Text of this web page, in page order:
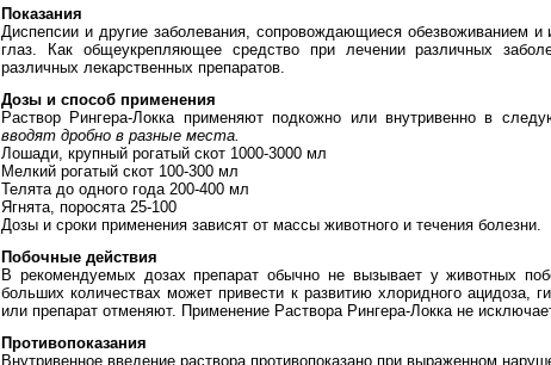
Показания
Диспепсии и другие заболевания, сопровождающиеся обезвоживанием
глаз. Как общеукрепляющее средство при лечении различных
различных лекарственных препаратов.
Дозы и способ применения
Раствор Рингера-Локка применяют подкожно или внутривенно в
вводят дробно в разные места.
Лошади, крупный рогатый скот 1000-3000 мл
Мелкий рогатый скот 100-300 мл
Телята до одного года 200-400 мл
Ягнята, поросята 25-100
Дозы и сроки применения зависят от массы животного и течения болезни.
Побочные действия
В рекомендуемых дозах препарат обычно не вызывает у животных
больших количествах может привести к развитию хлоридного ацидоза,
или препарат отменяют. Применение Раствора Рингера-Локка не
Противопоказания
Внутривенное введение раствора противопоказано при выраженном